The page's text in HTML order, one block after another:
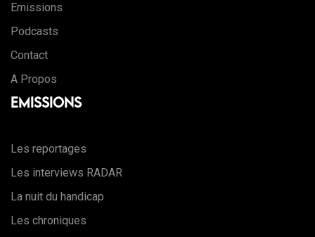
Emissions
Podcasts
Contact
A Propos
Emissions
Les reportages
Les interviews RADAR
La nuit du handicap
Les chroniques